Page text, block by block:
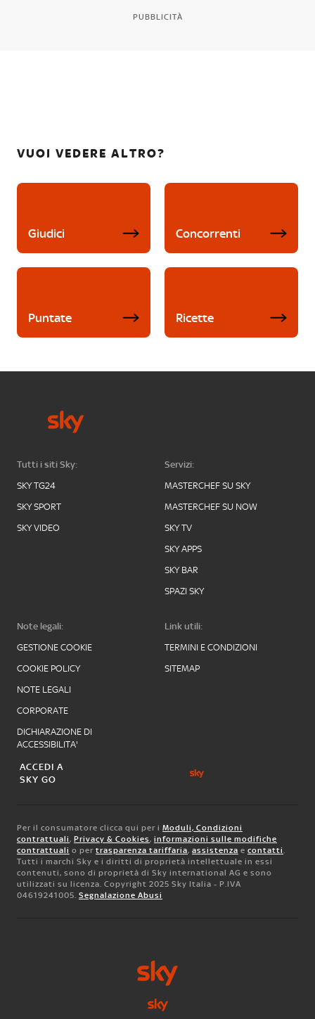
PUBBLICITÀ
VUOI VEDERE ALTRO?
Giudici Concorrenti
Puntate Ricette
Tutti i siti Sky:
SKY TG24
SKY SPORT
SKY VIDEO
Servizi:
MASTERCHEF SU SKY
MASTERCHEF SU NOW
SKY TV
SKY APPS
SKY BAR
SPAZI SKY
Note legali:
GESTIONE COOKIE
COOKIE POLICY
NOTE LEGALI
CORPORATE
DICHIARAZIONE DI
ACCESSIBILITA'
Link utili:
TERMINI E CONDIZIONI
SITEMAP
ACCEDI A
SKY GO
Per il consumatore clicca qui per i Moduli, Condizioni
contrattuali , Privacy & Cookies, informazioni sulle modifiche
contrattuali o per trasparenza tariffaria, assistenza e contatti
Tutti i marchi Sky e i diritti di proprietà intellettuale in essi
contenuti, sono di proprietà di Sky international AG e sono
utilizzati su licenza. Copyright 2025 Sky Italia - P.IVA
04619241005. Segnalazione Abusi